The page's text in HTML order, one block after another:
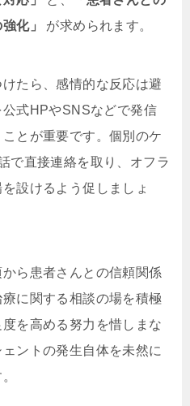
化」
が求められます。
たら、感情的な反応は避
式HPやSNSなどで発信
とが重要です。個別のケ
で直接連絡を取り、オフラ
設けるよう促しましょ
ら患者さんとの信頼関係
に関する相談の場を積極
を高める努力を惜しまな
ントの発生自体を未然に